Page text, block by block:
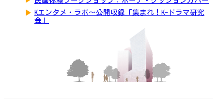
▶ Kエンタメ・ラボ～公開収録「集まれ！K-ドラマ研究
会」